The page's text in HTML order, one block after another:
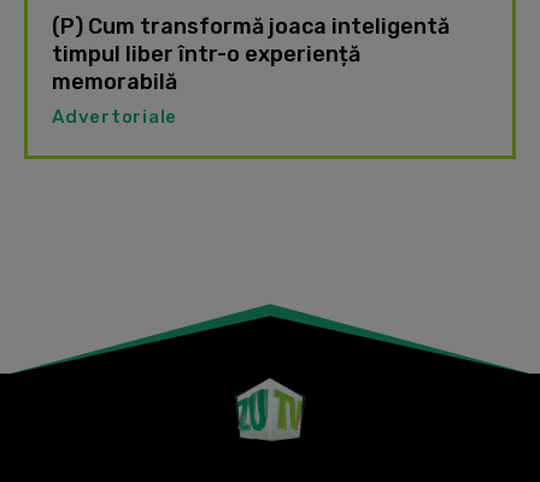
(P) Cum transformă joaca inteligentă
timpul liber într-o experiență
memorabilă
Advertoriale